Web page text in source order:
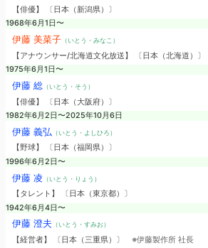
【俳優】 〔日本（新潟県）〕
1968年6月1日〜
伊藤 美菜子（いとう・みなこ）
【アナウンサー/北海道文化放送】 〔日本（北海道）〕
1975年6月1日〜
伊藤 総（いとう・そう）
【俳優】 〔日本（大阪府）〕
1982年6月2日〜2025年10月6日
伊藤 義弘 （いとう・よしひろ）
【野球】 〔日本（福岡県）〕
1996年6月2日〜
伊藤 凌 （いとう・りょう）
【タレント】 〔日本（東京都）〕
1942年6月4日〜
伊藤 澄夫 （いとう・すみお）
【経営者】 〔日本（三重県）〕 ※伊藤製作所 社長